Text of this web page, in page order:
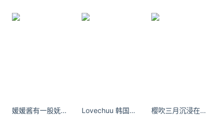
媛媛酱有一股妩媚的气息，是摄人心魄的女妖 Lovechuu 韩国甜妹脸 + 辣妹身材！ 樱吹三月沉浸在蓝色的静谧中，任思绪飘远，不沾染尘世的喧嚣。